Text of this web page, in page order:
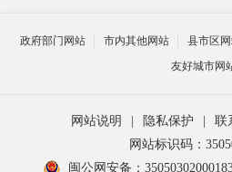
政府部门网站 市内其他网站 县市区
友好城市网
网站说明 隐私保护 联
网站标识码：
闽公网安备：